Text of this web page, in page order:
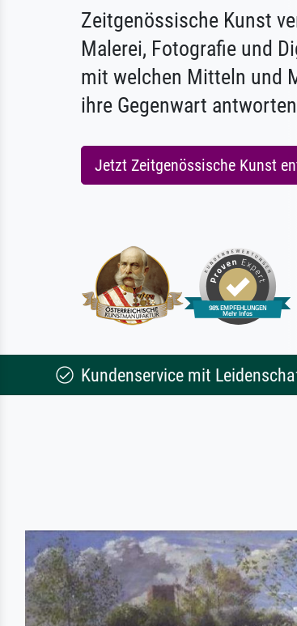
Zeitgenössische Kunst
Malerei, Fotografie und
mit welchen Mitteln und
ihre Gegenwart
Jetzt Zeitgenössische Kunst
Kundenservice mit